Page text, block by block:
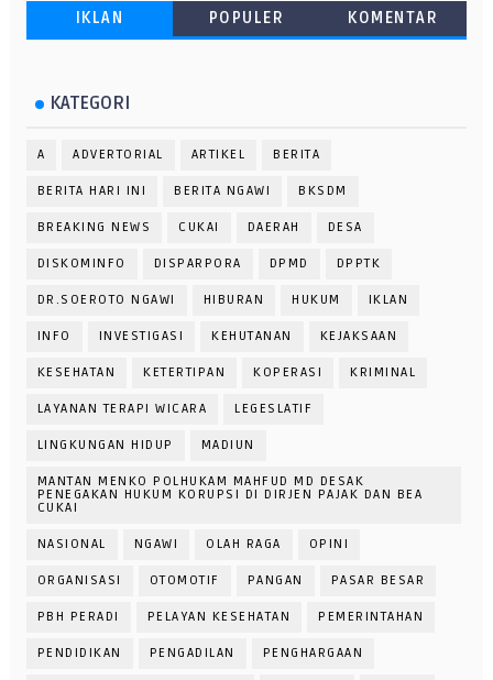
IKLAN POPULER KOMENTAR
KATEGORI
A ADVERTORIAL ARTIKEL BERITA
BERITA HARI INI BERITA NGAWI BKSDM
BREAKING NEWS CUKAI DAERAH DESA
DISKOMINFO DISPARPORA DPMD DPPTK
DR.SOEROTO NGAWI HIBURAN HUKUM IKLAN
INFO INVESTIGASI KEHUTANAN KEJAKSAAN
KESEHATAN KETERTIPAN KOPERASI KRIMINAL
LAYANAN TERAPI WICARA LEGESLATIF
LINGKUNGAN HIDUP MADIUN
MANTAN MENKO POLHUKAM MAHFUD MD DESAK
PENEGAKAN HUKUM KORUPSI DI DIRJEN PAJAK DAN BEA
CUKAI
NASIONAL NGAWI OLAH RAGA OPINI
ORGANISASI OTOMOTIF PANGAN PASAR BESAR
PBH PERADI PELAYAN KESEHATAN PEMERINTAHAN
PENDIDIKAN PENGADILAN PENGHARGAAN